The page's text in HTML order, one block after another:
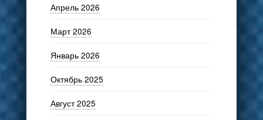
Апрель 2026
Март 2026
Январь 2026
Октябрь 2025
Август 2025